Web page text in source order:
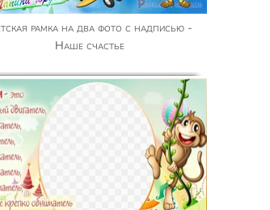
Наше счастье